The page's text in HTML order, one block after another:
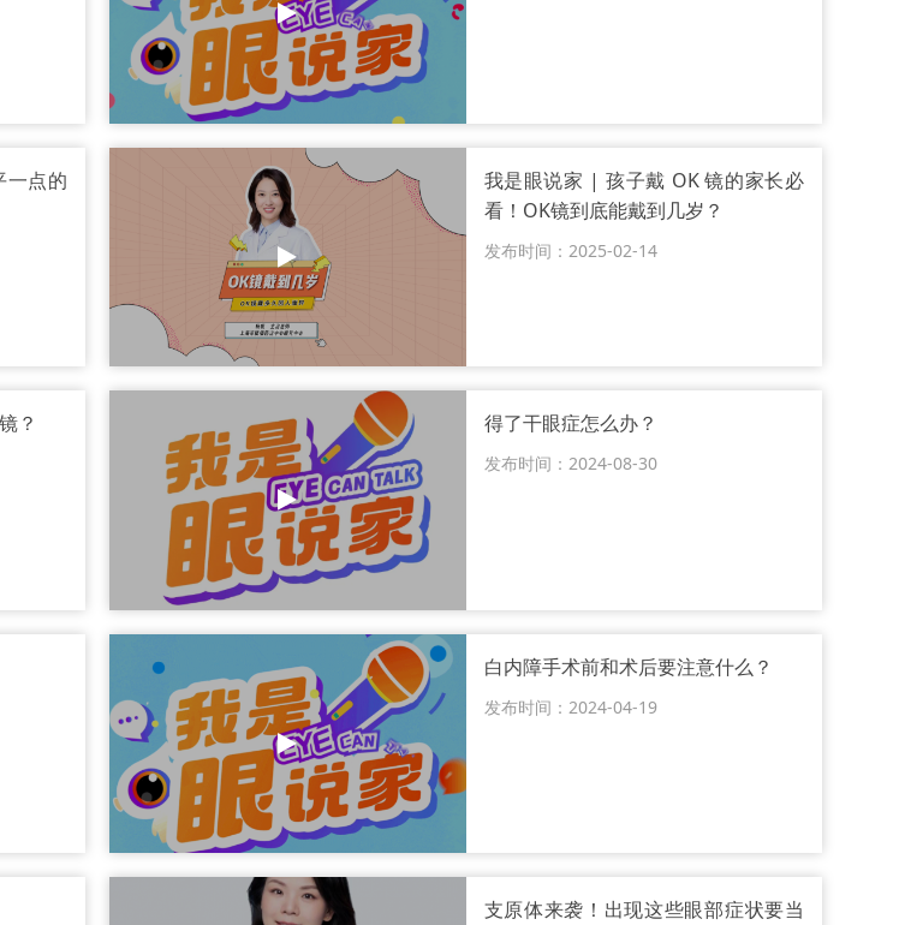
一点的
我是眼说家 | 孩子戴 OK 镜的家长必
看！OK镜到底能戴到几岁？
发布时间：2025-02-14
？ 得了干眼症怎么办？
发布时间：2024-08-30
白内障手术前和术后要注意什么？
发布时间：2024-04-19
支原体来袭！出现这些眼部症状要当